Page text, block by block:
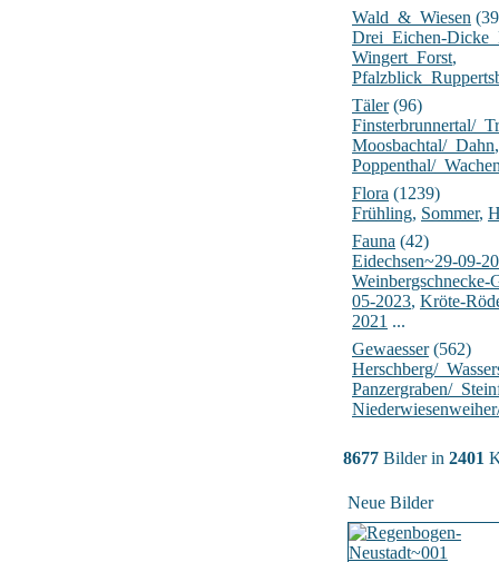
Wald_&_Wiesen
Drei_Eichen-
Wingert_Forst,
Täler(96)
Finsterbrunnertal/
Moosbachtal/_Dahn,
Poppenthal/
Flora (1239)
Frühling, Sommer,
Fauna (42)
Eidechsen~29-09-
Weinbergschnecke-
05-2023, Kröte-
2021 ...
Gewaesser(562)
Herschberg/
Panzergraben/
8677 Bilder in 2401
Neue Bilder